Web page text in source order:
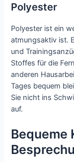
Polyester
Polyester ist ein
atmungsaktiv ist.
und
Stoffes für die
anderen
Tages bequem
Sie nicht ins
auf.
Bequeme